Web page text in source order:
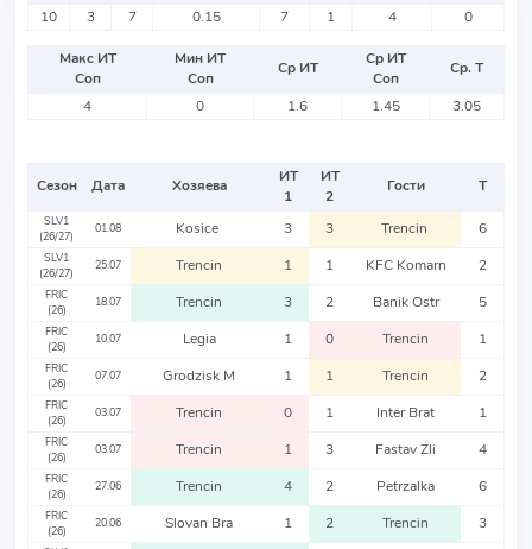
10
3 7 0.15 7 1 4 0
Макс ИТ
Соп
Мин ИТ
Соп
Ср ИТ
Ср ИТ
Соп
Ср. Т
4
0 1.6 1.45 3.05
Сезон Дата Хозяева
ИТ
1
ИТ
2
Гости Т
SLV1
(26/27)
01.08 Kosice 3 3 Trencin 6
SLV1
(26/27)
25.07 Trencin 1 1 KFC Komarn 2
FRIC
(26)
18.07 Trencin 3 2 Banik Ostr 5
FRIC
(26)
10.07 Legia 1 0 Trencin 1
FRIC
(26)
07.07 Grodzisk M 1 1 Trencin 2
FRIC
(26)
03.07 Trencin 0 1 Inter Brat 1
FRIC
(26)
03.07 Trencin 1 3 Fastav Zli 4
FRIC
(26)
27.06 Trencin 4 2 Petrzalka 6
FRIC
(26)
20.06 Slovan Bra 1 2 Trencin 3